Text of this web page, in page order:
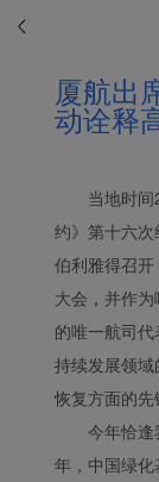
厦航出
动诠释
当地时
约》第十六
伯利雅得召
大会，并作
的唯一航司
持续发展领
恢复方面的先
今年恰
年，中国绿化